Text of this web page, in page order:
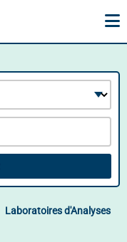
Laboratoires d'Analyses